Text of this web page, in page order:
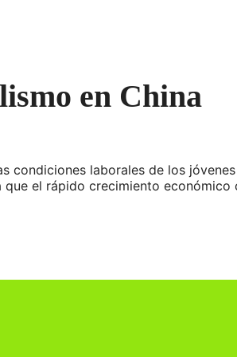
en China
condiciones laborales de los
el rápido crecimiento económico